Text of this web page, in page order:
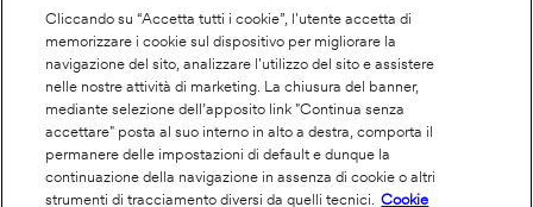
Footer
info
Cookie policy
Dichiarazione di accessibilità
Privacy
Cliccando su “Accetta tutti i cookie”, l'utente accetta di
memorizzare i cookie sul dispositivo per migliorare la
navigazione del sito, analizzare l'utilizzo del sito e assistere
nelle nostre attività di marketing. La chiusura del banner,
mediante selezione dell’apposito link "Continua senza
accettare" posta al suo interno in alto a destra, comporta il
permanere delle impostazioni di default e dunque la
continuazione della navigazione in assenza di cookie o altri
strumenti di tracciamento diversi da quelli tecnici.
Cookie